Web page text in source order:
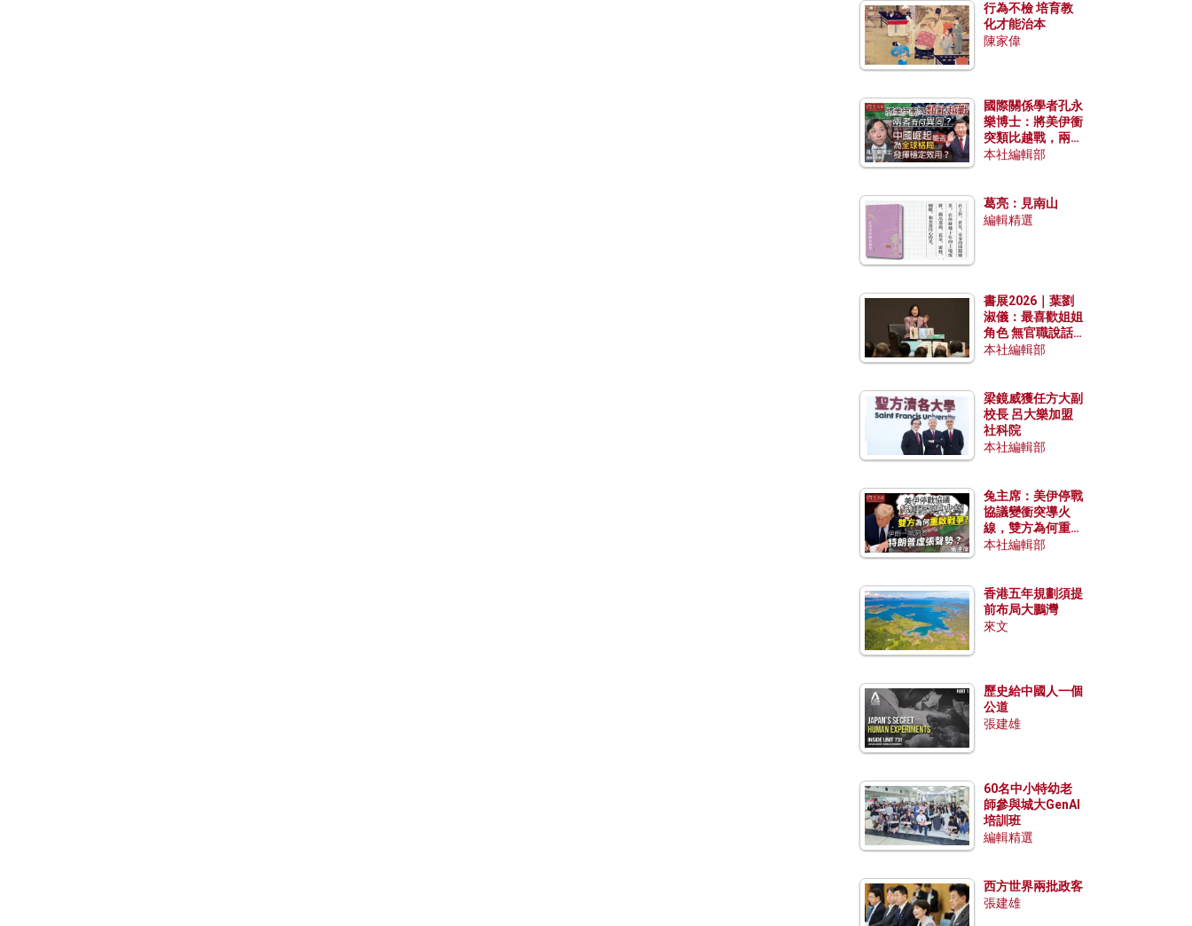
行為不檢 培育教
化才能治本
陳家偉
國際關係學者孔永
樂博士：將美伊衝
突類比越戰，兩者
有何異同？中國崛
本社編輯部
葛亮：見南山
編輯精選
書展2026｜葉劉
淑儀：最喜歡姐姐
角色 無官職說話
包袱少
本社編輯部
梁鏡威獲任方大副
校長 呂大樂加盟
社科院
本社編輯部
兔主席：美伊停戰
協議變衝突導火
線，雙方為何重啟
戰爭？伊朗一早洞
本社編輯部
香港五年規劃須提
前布局大鵬灣
來文
歷史給中國人一個
公道
張建雄
60名中小特幼老
師參與城大GenAI
培訓班
編輯精選
西方世界兩批政客
張建雄